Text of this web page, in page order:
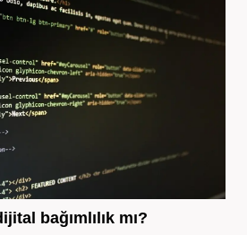
bağımlılık mı?